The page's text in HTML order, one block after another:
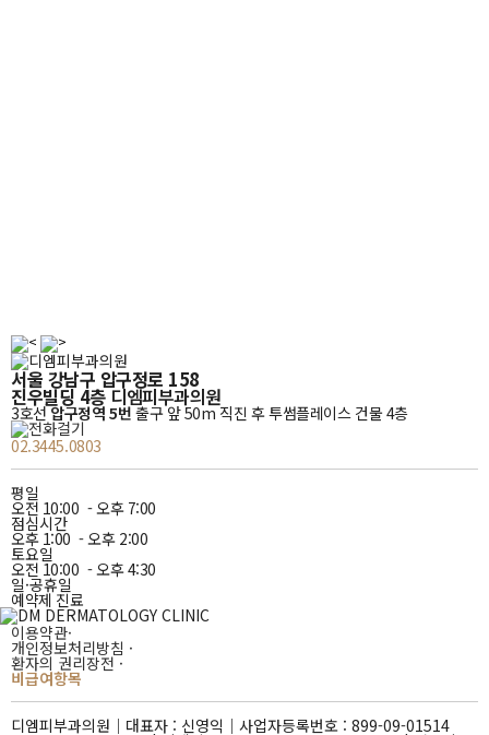
주소
및
영업시간
서울 강남구 압구정로 158
진우빌딩 4층디엠피부과의원
3호선압구정역 5번 출구 앞 50m 직진 후 투썸플레이스 건물 4층
02.3445.0803
평일
오전 10:00 -오후7:00
점심시간
오후1:00 -오후2:00
토요일
오전 10:00 -오후4:30
일·공휴일
예약제 진료
이용약관·
개인정보처리방침 ·
환자의 권리장전 ·
비급여항목
디엠피부과의원｜ 대표자 : 신영익｜ 사업자등록번호 : 899-09-01514